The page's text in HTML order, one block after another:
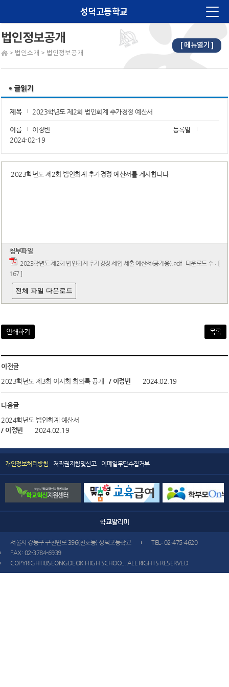
성덕고등학교
교육계획
법인정보공개
> 법인소개 > 법인정보공개
[ 메뉴열기 ]
제목 2023학년도 제2회 법인회계 추가경정 예산서
이름 이정빈
등록일
2024-02-19
2023학년도 제2회 법인회계 추가경정 예산서를 게시합니다
첨부파일
2023학년도 제2회 법인회계 추가경정 세입·세출 예산서(공개용).pdf다운로드 수 : [
167 ]
전체 파일 다운로드
인쇄하기 목록
이전글
2023학년도 제3회 이사회 회의록 공개
/ 이정빈 2024.02.19
다음글
2024학년도 법인회계 예산서
/ 이정빈
2024.02.19
개인정보처리방침 저작권지침및신고 이메일무단수집거부
학교알리미
서울시 강동구 구천면로 396(천호동) 성덕고등학교
TEL: 02-475-4620
FAX: 02-3784-6939
COPYRIGHT©SEONGDEOK HIGH SCHOOL. ALL RIGHTS RESERVED